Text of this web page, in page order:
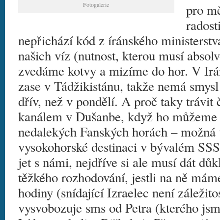
Fotogalerie
pro
nepřichází kód z íránského
našich víz (nutnost, kterou musí
zvedáme kotvy a mizíme do hor. V
zase v Tádžikistánu, takže nemá
dřív, než v pondělí. A proč taky trávit
kanálem v Dušanbe, když ho
nedalekých Fanských horách –
vysokohorské destinaci v bývalém
jet s námi, nejdříve si ale musí dát
těžkého rozhodování, jestli na ně
hodiny (snídající Izraelec není
vysvobozuje sms od Petra (kterého